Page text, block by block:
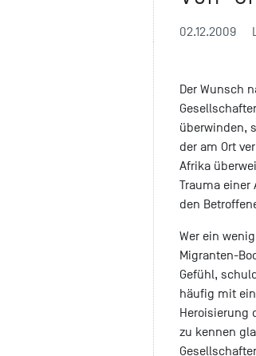
02.12.2009
Der Wunsch
überwinden,
der am Ort
Afrika
Trauma
den
Wer ein
Migranten-
Gefühl,
häufig mit
Heroisierung
zu kennen